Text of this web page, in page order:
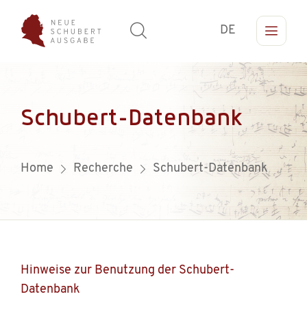
DE
Schubert-Datenbank
Home Recherche Schubert-Datenbank
Hinweise zur Benutzung der Schubert-
Datenbank